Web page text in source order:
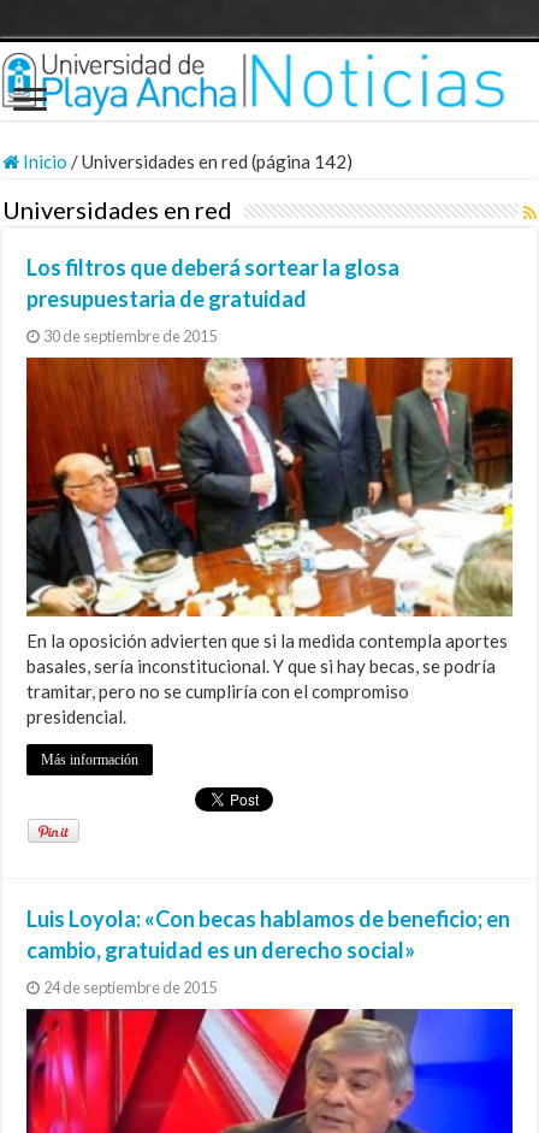
Inicio /Universidades en red (página 142)
Universidades en red
Los filtros que deberá sortear la glosa
presupuestaria de gratuidad
30 de septiembre de 2015
En la oposición advierten que si la medida contempla aportes
basales, sería inconstitucional. Y que si hay becas, se podría
tramitar, pero no se cumpliría con el compromiso
presidencial.
Más información
Luis Loyola: «Con becas hablamos de beneficio; en
cambio, gratuidad es un derecho social»
24 de septiembre de 2015